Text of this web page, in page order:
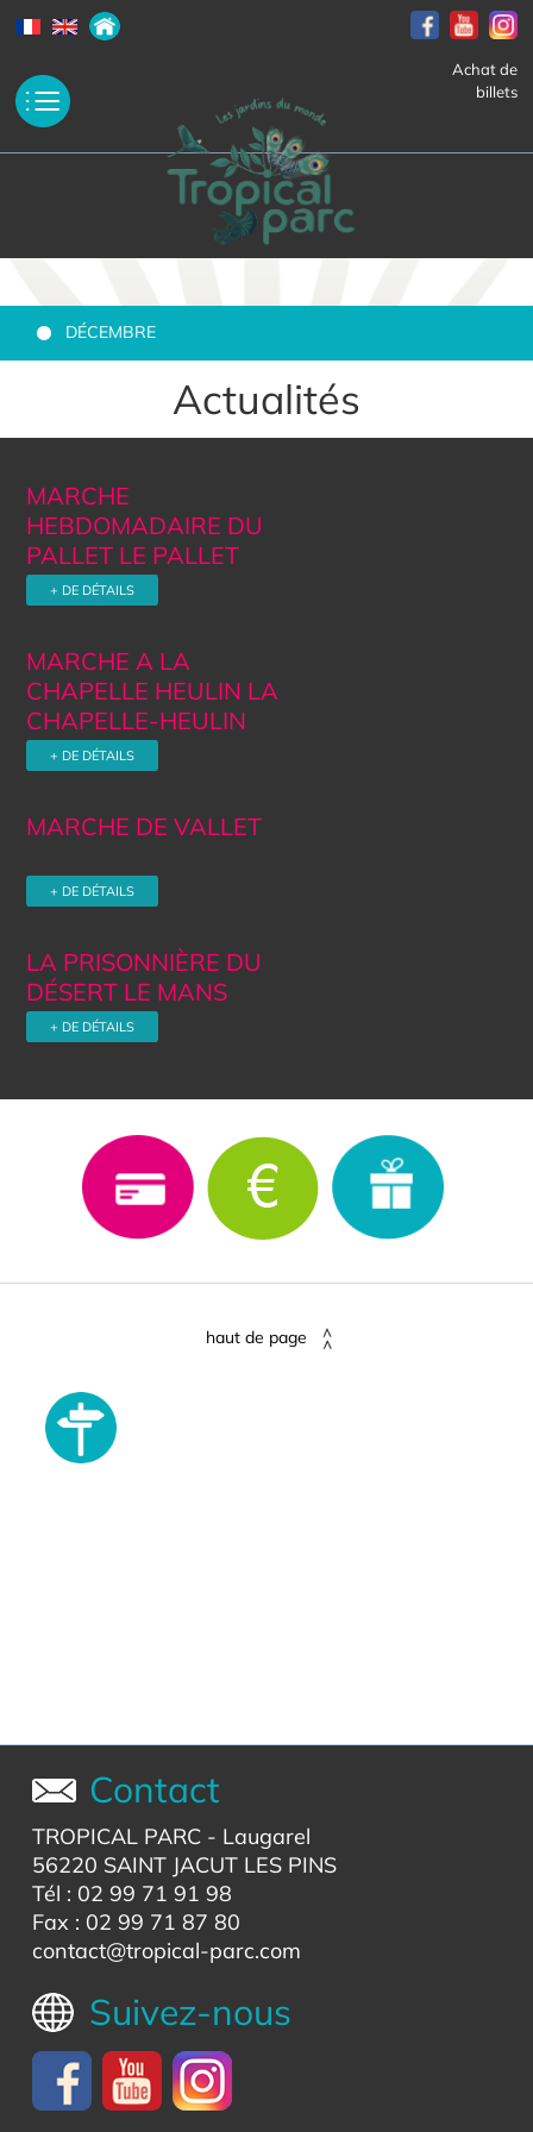
Achat de
billets
DÉCEMBRE
Actualités
MARCHE
HEBDOMADAIRE DU
PALLET LE PALLET
+ DE DÉTAILS
MARCHE A LA
CHAPELLE HEULIN LA
CHAPELLE-HEULIN
+ DE DÉTAILS
MARCHE DE VALLET
+ DE DÉTAILS
LA PRISONNIÈRE DU
DÉSERT LE MANS
+ DE DÉTAILS
haut de page
Contact
TROPICAL PARC- Laugarel
56220 SAINT JACUT LES PINS
Tél : 02 99 71 91 98
Fax : 02 99 71 87 80
contact@tropical-parc.com
Suivez-nous